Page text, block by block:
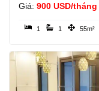
Giá: 900 USD/tháng
1 1 55m²